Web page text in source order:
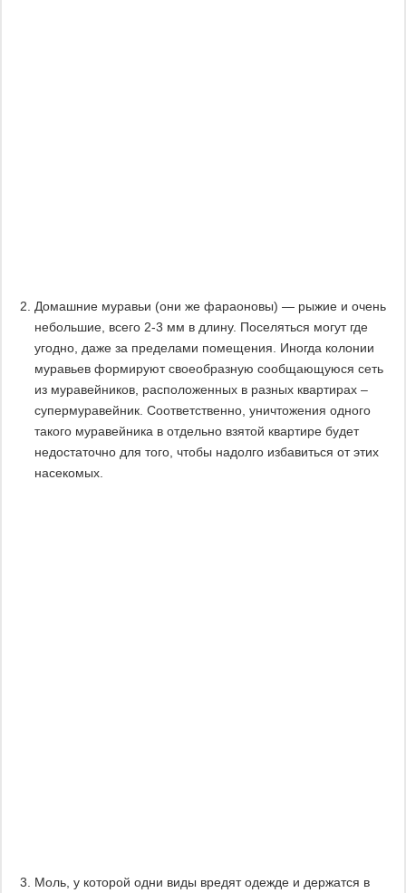
Домашние муравьи (они же фараоновы) — рыжие и очень
небольшие, всего 2-3 мм в длину. Поселяться могут где
угодно, даже за пределами помещения. Иногда колонии
муравьев формируют своеобразную сообщающуюся сеть
из муравейников, расположенных в разных квартирах –
супермуравейник. Соответственно, уничтожения одного
такого муравейника в отдельно взятой квартире будет
недостаточно для того, чтобы надолго избавиться от этих
насекомых.
Моль, у которой одни виды вредят одежде и держатся в